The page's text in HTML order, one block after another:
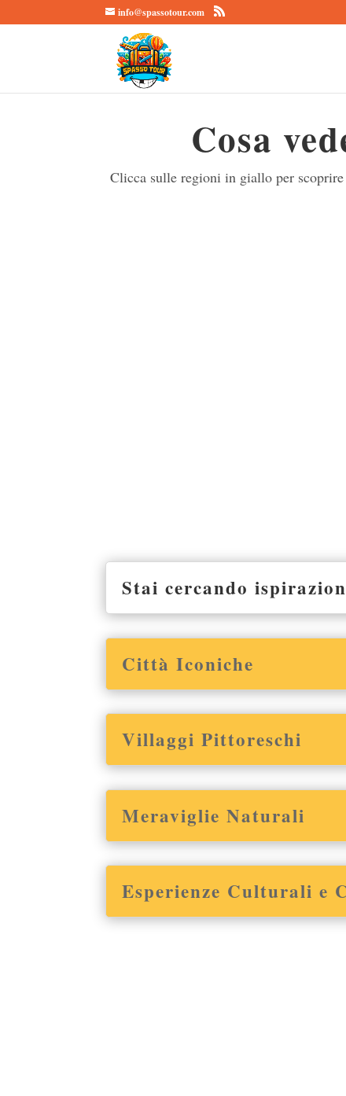
info@spassotour.com
Cosa
Clicca sulle regioni in giallo per
Stai cercando
Città Iconiche
Villaggi Pittoreschi
Meraviglie Naturali
Esperienze Culturali e